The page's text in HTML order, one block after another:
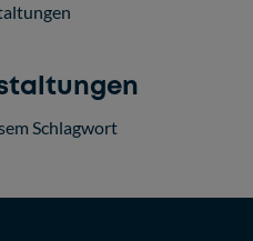
Schlagwort